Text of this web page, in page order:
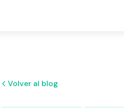
Volver al blog